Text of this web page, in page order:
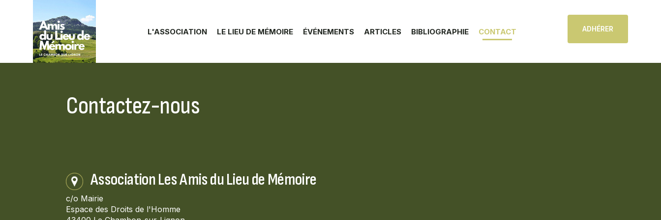
L'ASSOCIATION LE LIEU DE MÉMOIRE ÉVÉNEMENTS ARTICLES BIBLIOGRAPHIE CONTACT ADHÉRER
Contactez-nous
Association Les Amis du Lieu de Mémoire
c/o Mairie
Espace des Droits de l'Homme